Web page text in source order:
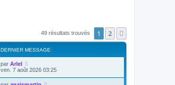
49 résultats trouvés 1 2
DERNIER MESSAGE
par Arlel
ven. 7 août 2026 03:25